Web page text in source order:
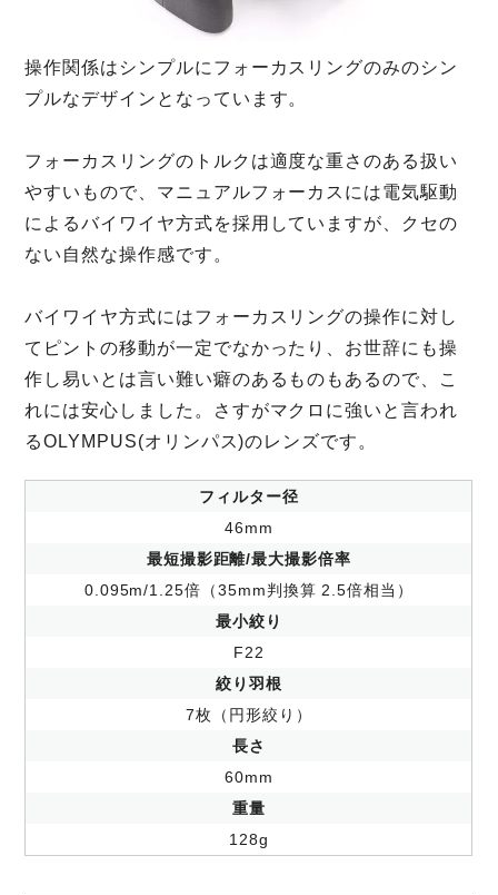
操作関係はシンプルにフォーカスリングのみのシン
プルなデザインとなっています。
フォーカスリングのトルクは適度な重さのある扱い
やすいもので、マニュアルフォーカスには電気駆動
によるバイワイヤ方式を採用していますが、クセの
ない自然な操作感です。
バイワイヤ方式にはフォーカスリングの操作に対し
てピントの移動が一定でなかったり、お世辞にも操
作し易いとは言い難い癖のあるものもあるので、こ
れには安心しました。さすがマクロに強いと言われ
るOLYMPUS(オリンパス)のレンズです。
フィルター径
46mm
最短撮影距離/最大撮影倍率
0.095m/1.25倍（35mm判換算 2.5倍相当）
最小絞り
F22
絞り羽根
7枚（円形絞り）
長さ
60mm
重量
128g